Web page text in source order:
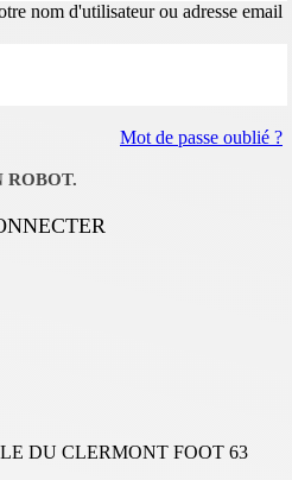
nom d'utilisateur ou adresse email
Mot de passe oublié ?
ROBOT.
DU CLERMONT FOOT 63